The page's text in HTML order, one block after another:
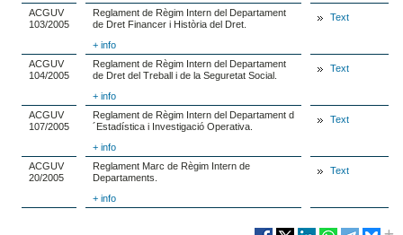
ACGUV
103/2005
Reglament de Règim Intern del Departament
de Dret Financer i Història del Dret.
+ info
Text
ACGUV
104/2005
Reglament de Règim Intern del Departament
de Dret del Treball i de la Seguretat Social.
+ info
Text
ACGUV
107/2005
Reglament de Règim Intern del Departament d
´Estadística i Investigació Operativa.
+ info
Text
ACGUV
20/2005
Reglament Marc de Règim Intern de
Departaments.
+ info
Text